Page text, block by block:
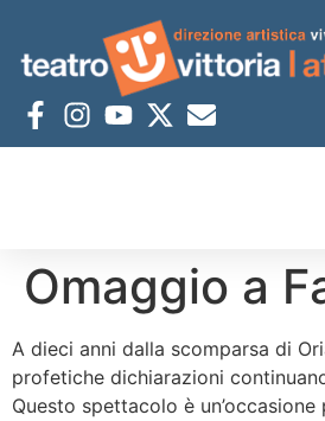
Omaggio a
A dieci anni dalla scomparsa di
profetiche dichiarazioni
Questo spettacolo è